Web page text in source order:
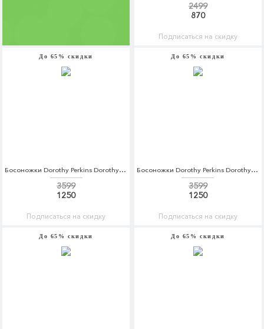
2499
870
Подписаться на скидку
До 65% скидки
Босоножки Dorothy Perkins Dorothy Perkins DO005AWBYDA2
3599
1250
Подписаться на скидку
До 65% скидки
Босоножки Dorothy Perkins Dorothy Perkins DO005AWBYDA3
3599
1250
Подписаться на скидку
До 65% скидки До 65% скидки